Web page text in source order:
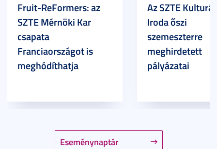
Eseménynaptár
Fruit-ReFormers: az
SZTE Mérnöki Kar
csapata
Franciaországot is
meghódíthatja
Az SZTE
Iroda őszi
szemeszterre
meghirdetett
pályázatai